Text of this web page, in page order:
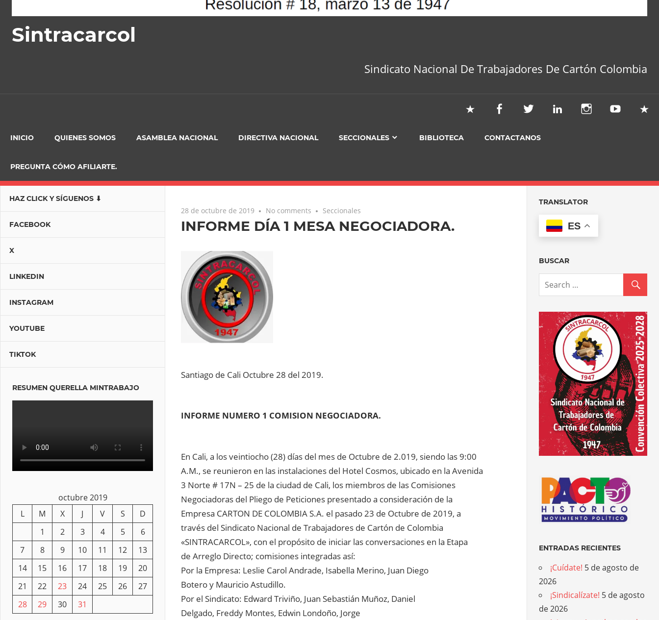
Sintracarcol
Sindicato Nacional De Trabajadores De Cartón Colombia
INICIO QUIENES SOMOS ASAMBLEA NACIONAL DIRECTIVA NACIONAL SECCIONALES BIBLIOTECA CONTACTANOS
PREGUNTA CÓMO AFILIARTE.
28 de octubre de 2019 No comments Seccionales
INFORME DÍA 1 MESA NEGOCIADORA.
Santiago de Cali Octubre 28 del 2019.
INFORME NUMERO 1 COMISION NEGOCIADORA.
En Cali, a los veintiocho (28) días del mes de Octubre de 2.019, siendo las 9:00
A.M., se reunieron en las instalaciones del Hotel Cosmos, ubicado en la Avenida
3 Norte # 17N – 25 de la ciudad de Cali, los miembros de las Comisiones
Negociadoras del Pliego de Peticiones presentado a consideración de la
Empresa CARTON DE COLOMBIA S.A. el pasado 23 de Octubre de 2019, a
través del Sindicato Nacional de Trabajadores de Cartón de Colombia
«SINTRACARCOL», con el propósito de iniciar las conversaciones en la Etapa
de Arreglo Directo; comisiones integradas así:
Por la Empresa: Leslie Carol Andrade, Isabella Merino, Juan Diego
Botero y Mauricio Astudillo.
Por el Sindicato: Edward Triviño, Juan Sebastián Muñoz, Daniel
Delgado, Freddy Montes, Edwin Londoño, Jorge
HAZ CLICK Y SÍGUENOS ⬇
FACEBOOK
X
LINKEDIN
INSTAGRAM
YOUTUBE
TIKTOK
RESUMEN QUERELLA MINTRABAJO
octubre 2019
L
M X J V S
D
1
2 3 4 5
6
7
8 9 10 11 12
13
14
15 16 17 18 19
20
21
22 23 24 25 26
27
28
29 30 31
TRANSLATOR
ES
BUSCAR
ENTRADAS RECIENTES
¡Cuídate! 5 de agosto de
2026
¡Sindicalízate! 5 de agosto
de 2026